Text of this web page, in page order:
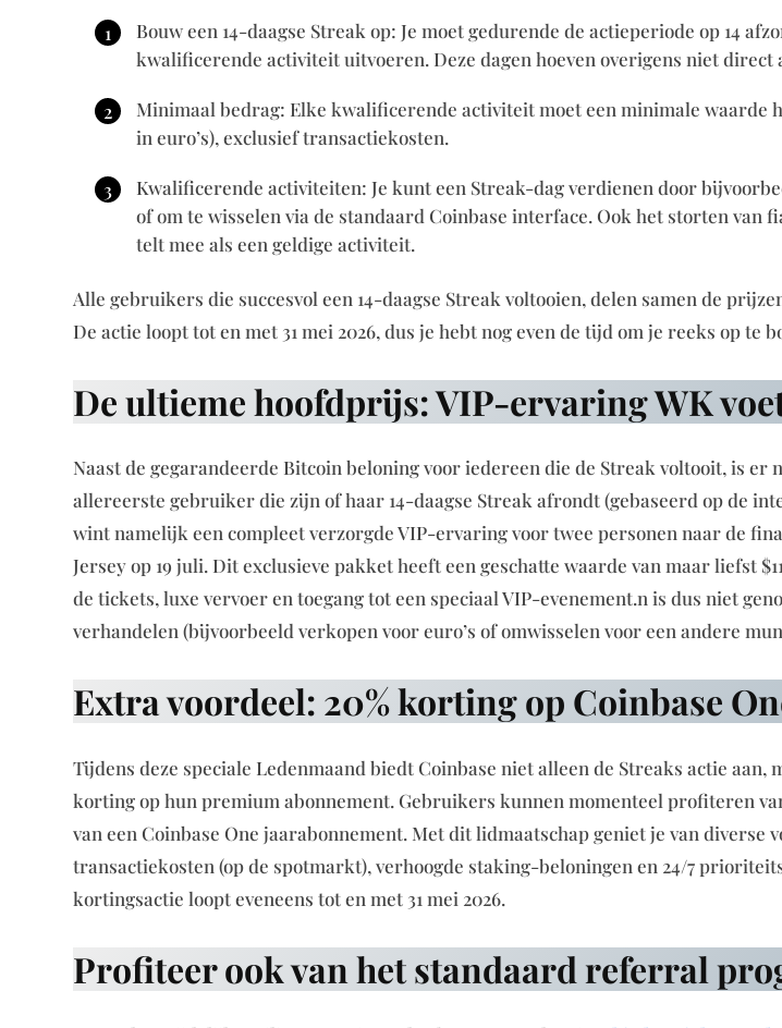
Bouw een 14-daagse Streak op: Je moet gedurende de actieperiode op 14
kwalificerende activiteit uitvoeren. Deze dagen hoeven overigens niet direct
Minimaal bedrag: Elke kwalificerende activiteit moet een minimale waarde
in euro’s), exclusief transactiekosten.
Kwalificerende activiteiten: Je kunt een Streak-dag verdienen door
of om te wisselen via de standaard Coinbase interface. Ook het storten van
telt mee als een geldige activiteit.
Alle gebruikers die succesvol een 14-daagse Streak voltooien, delen samen de
De actie loopt tot en met 31 mei 2026, dus je hebt nog even de tijd om je reeks op te
De ultieme hoofdprijs: VIP-ervaring WK
Naast de gegarandeerde Bitcoin beloning voor iedereen die de Streak voltooit, is er
allereerste gebruiker die zijn of haar 14-daagse Streak afrondt (gebaseerd op de
wint namelijk een compleet verzorgde VIP-ervaring voor twee personen naar de
Jersey op 19 juli. Dit exclusieve pakket heeft een geschatte waarde van maar liefst
de tickets, luxe vervoer en toegang tot een speciaal VIP-evenement.n is dus niet
verhandelen (bijvoorbeeld verkopen voor euro’s of omwisselen voor een andere
Extra voordeel: 20% korting op Coinbase
Tijdens deze speciale Ledenmaand biedt Coinbase niet alleen de Streaks actie
korting op hun premium abonnement. Gebruikers kunnen momenteel profiteren
van een Coinbase One jaarabonnement. Met dit lidmaatschap geniet je van diverse
transactiekosten (op de spotmarkt), verhoogde staking-beloningen en 24/7
kortingsactie loopt eveneens tot en met 31 mei 2026.
Profiteer ook van het standaard referral